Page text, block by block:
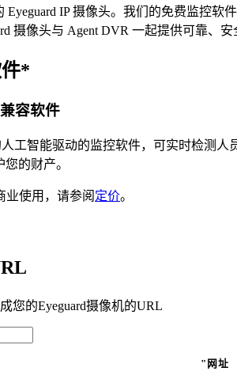
Eyeguard IP 摄像头。我们的免费监控
摄像头与 Agent DVR 一起提供可靠、安
*
容软件
工智能驱动的监控软件，可实时检测
的财产。
业使用，请参阅 定价。
您的Eyeguard摄像机的URL
"网址